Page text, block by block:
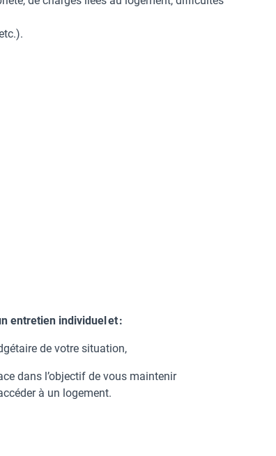
entretien individuel et :
de votre situation,
dans l’objectif de vous maintenir
à un logement.